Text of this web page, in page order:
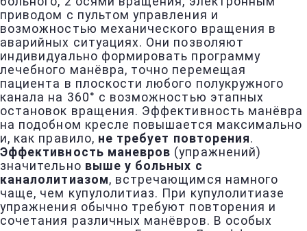
приводом с пультом управления и
возможностью механического вращения в
аварийных ситуациях. Они позволяют
индивидуально формировать программу
лечебного манёвра, точно перемещая
пациента в плоскости любого полукружного
канала на 360° с возможностью этапных
остановок вращения. Эффективность манёвра
на подобном кресле повышается максимально
и, как правило, не требует повторения.
Эффективность маневров (упражнений)
значительно выше у больных с
каналолитиазом, встречающимся намного
чаще, чем купулолитиаз. При купулолитиазе
упражнения обычно требуют повторения и
сочетания различных манёвров. В особых